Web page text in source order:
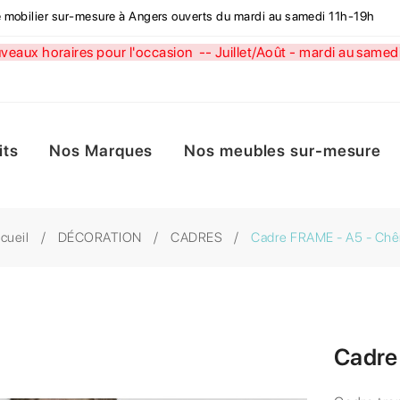
sur-mesure à Angers ouverts du mardi au samedi 11h-19h
horaires pour l'occasion -- Juillet/Août - mardi au
Nos Marques Nos meubles sur-mesure
DÉCORATION CADRES Cadre FRAME - A5 -